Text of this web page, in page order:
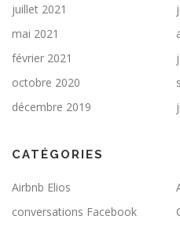
juillet 2021
mai 2021
février 2021
octobre 2020
décembre 2019
CATÉGORIES
Airbnb Elios
conversations Facebook